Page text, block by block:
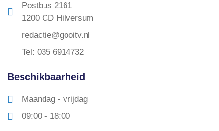
Postbus 2161
1200 CD Hilversum
redactie@gooitv.nl
Tel: 035 6914732
Beschikbaarheid
Maandag - vrijdag
09:00 - 18:00